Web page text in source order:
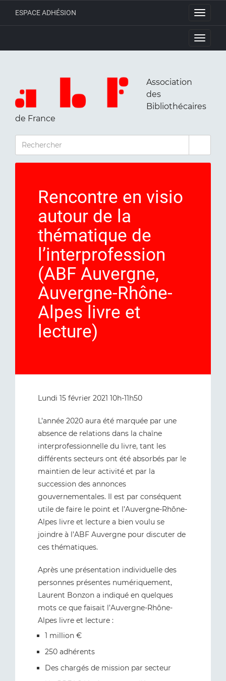
Toggle
ESPACE ADHÉSION
Toggle
Association
des
Bibliothécaires
de France
RECHERCHER
Rencontre en visio
autour de la
thématique de
l’interprofession
(ABF Auvergne,
Auvergne-Rhône-
Alpes livre et
lecture)
Lundi 15 février 2021 10h-11h50
L’année 2020 aura été marquée par une
absence de relations dans la chaîne
interprofessionnelle du livre, tant les
différents secteurs ont été absorbés par le
maintien de leur activité et par la
succession des annonces
gouvernementales. Il est par conséquent
utile de faire le point et l’Auvergne-Rhône-
Alpes livre et lecture a bien voulu se
joindre à l’ABF Auvergne pour discuter de
ces thématiques.
Après une présentation individuelle des
personnes présentes numériquement,
Laurent Bonzon a indiqué en quelques
mots ce que faisait l’Auvergne-Rhône-
Alpes livre et lecture :
1 million €
250 adhérents
Des chargés de mission par secteur